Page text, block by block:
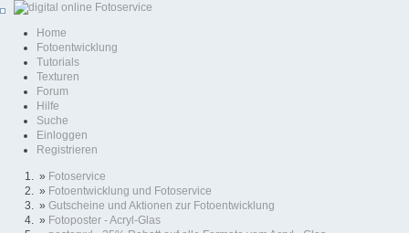
Home
Fotoentwicklung
Tutorials
Texturen
Forum
Hilfe
Suche
Einloggen
Registrieren
» Fotoservice
» Fotoentwicklung und Fotoservice
» Gutscheine und Aktionen zur Fotoentwicklung
» Fotoposter - Acryl-Glas